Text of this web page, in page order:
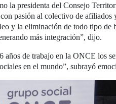
la presidenta del Consejo
pasión al colectivo de afiliados
y la eliminación de todo tipo de
más integración”, dijo.
años de trabajo en la ONCE los
en el mundo”, subrayó